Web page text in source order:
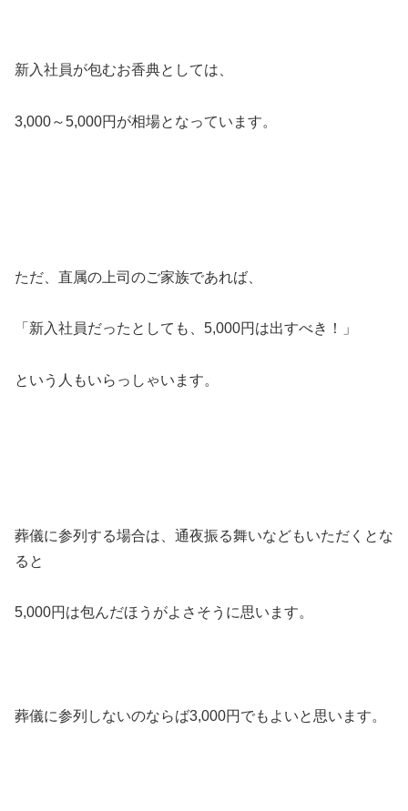
新入社員が包むお香典としては、
3,000～5,000円が相場となっています。
ただ、直属の上司のご家族であれば、
「新入社員だったとしても、5,000円は出すべき！」
という人もいらっしゃいます。
葬儀に参列する場合は、通夜振る舞いなどもいただくとな
ると
5,000円は包んだほうがよさそうに思います。
葬儀に参列しないのならば3,000円でもよいと思います。